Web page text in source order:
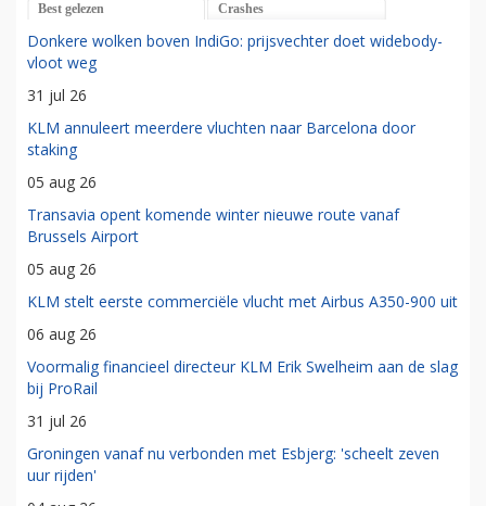
Best gelezen Crashes
Donkere wolken boven IndiGo: prijsvechter doet widebody-
vloot weg
31 jul 26
KLM annuleert meerdere vluchten naar Barcelona door
staking
05 aug 26
Transavia opent komende winter nieuwe route vanaf
Brussels Airport
05 aug 26
KLM stelt eerste commerciële vlucht met Airbus A350-900 uit
06 aug 26
Voormalig financieel directeur KLM Erik Swelheim aan de slag
bij ProRail
31 jul 26
Groningen vanaf nu verbonden met Esbjerg: 'scheelt zeven
uur rijden'